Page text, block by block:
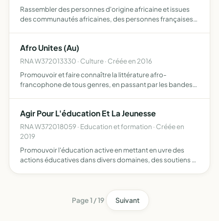
Rassembler des personnes d'origine africaine et issues
des communautés africaines, des personnes françaises
partager…
Afro Unites (Au)
RNA W372013330 · Culture · Créée en 2016
Promouvoir et faire connaître la littérature afro-
francophone de tous genres, en passant par les bandes
Agir Pour L'éducation Et La Jeunesse
RNA W372018059 · Education et formation · Créée en
2019
Promouvoir l'éducation active en mettant en uvre des
actions éducatives dans divers domaines, des soutiens à
Page 1 / 19 Suivant